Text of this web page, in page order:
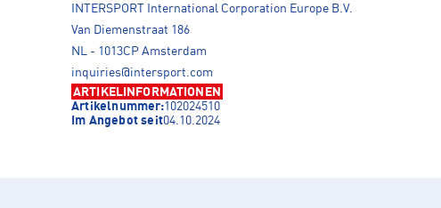
INTERSPORT International Corporation Europe B.V.
Van Diemenstraat 186
NL - 1013CP Amsterdam
inquiries@intersport.com
ARTIKELINFORMATIONEN
Artikelnummer:102024510
Im Angebot seit04.10.2024